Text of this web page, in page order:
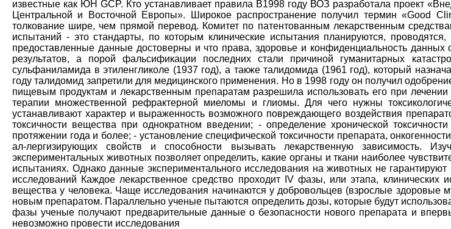
известные как ЮН GCP. Кто устанавливает правила В1998 году ВОЗ разработала проект
Центральной и Восточной Европы». Широкое распространение получил термин «Good
толкование шире, чем прямой перевод. Комитет по патентованным лекарственным
испытаний - это стандарты, по которым клинические испытания планируются,
предоставленные данные достоверны и что права, здоровье и конфиденциальность
результатов, а порой фальсификации последних стали причиной гуманитарных
сульфаниламида в этиленгликоле (1937 год), а также талидомида (1961 год), который
году талидомид запретили для медицинского применения. Но в 1998 году он получил
пищевым продуктам и лекарственным препаратам разрешила использовать его при
терапии множественной рефрактерной миеломы и глиомы. Для чего нужны
устанавливают характер и выраженность возможного повреждающего воздействия
токсичности вещества при однократном введении; - определение хронической
протяжении года и более; - установление специфической токсичности препарата,
ал-лергизирующих свойств и способности вызывать лекарственную зависимость.
экспериментальных животных позволяет определить, какие органы и ткани наиболее
испытаниях. Однако данные экспериментального исследования на животных не
исследований Каждое лекарственное средство проходит IV фазы, или этапа,
вещества у человека. Чаще исследования начинаются у добровольцев (взрослые здоровые
новым препаратом. Параллельно ученые пытаются определить дозы, которые будут
фазы ученые получают предварительные данные о безопасности нового препарата и
невозможно провести исследования